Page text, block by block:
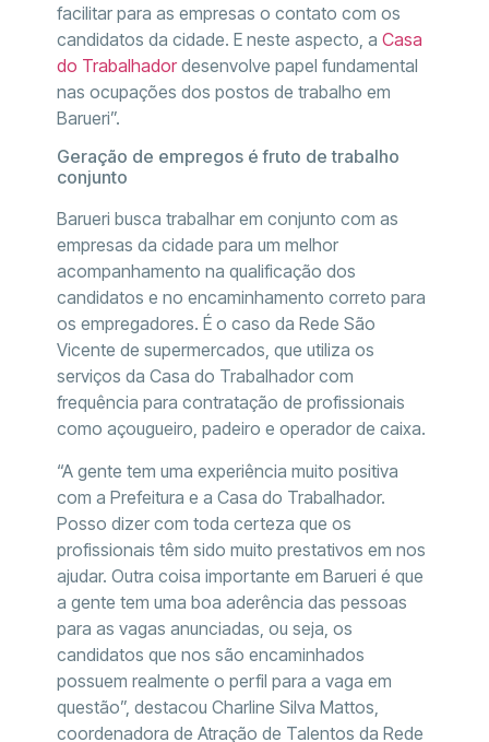
facilitar para as empresas o contato com os
candidatos da cidade. E neste aspecto, a Casa
do Trabalhadordesenvolve papel fundamental
nas ocupações dos postos de trabalho em
Barueri”.
Geração de empregos é fruto de trabalho
conjunto
Barueri busca trabalhar em conjunto com as
empresas da cidade para um melhor
acompanhamento na qualificação dos
candidatos e no encaminhamento correto para
os empregadores. É o caso da Rede São
Vicente de supermercados, que utiliza os
serviços da Casa do Trabalhador com
frequência para contratação de profissionais
como açougueiro, padeiro e operador de caixa.
“A gente tem uma experiência muito positiva
com a Prefeitura e a Casa do Trabalhador.
Posso dizer com toda certeza que os
profissionais têm sido muito prestativos em nos
ajudar. Outra coisa importante em Barueri é que
a gente tem uma boa aderência das pessoas
para as vagas anunciadas, ou seja, os
candidatos que nos são encaminhados
possuem realmente o perfil para a vaga em
questão”, destacou Charline Silva Mattos,
coordenadora de Atração de Talentos da Rede